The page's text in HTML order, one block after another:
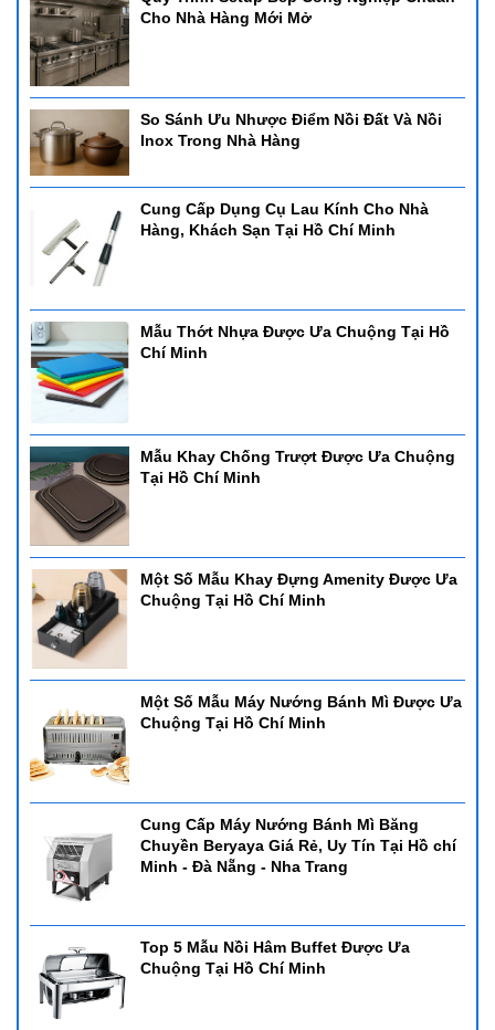
Cho Nhà Hàng Mới Mở
So Sánh Ưu Nhược Điểm Nồi Đất Và Nồi
Inox Trong Nhà Hàng
Cung Cấp Dụng Cụ Lau Kính Cho Nhà
Hàng, Khách Sạn Tại Hồ Chí Minh
Mẫu Thớt Nhựa Được Ưa Chuộng Tại Hồ
Chí Minh
Mẫu Khay Chống Trượt Được Ưa Chuộng
Tại Hồ Chí Minh
Một Số Mẫu Khay Đựng Amenity Được Ưa
Chuộng Tại Hồ Chí Minh
Một Số Mẫu Máy Nướng Bánh Mì Được Ưa
Chuộng Tại Hồ Chí Minh
Cung Cấp Máy Nướng Bánh Mì Băng
Chuyền Beryaya Giá Rẻ, Uy Tín Tại Hồ chí
Minh - Đà Nẵng - Nha Trang
Top 5 Mẫu Nồi Hâm Buffet Được Ưa
Chuộng Tại Hồ Chí Minh